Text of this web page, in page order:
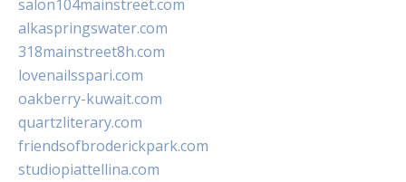
salon104mainstreet.com
alkaspringswater.com
318mainstreet8h.com
lovenailsspari.com
oakberry-kuwait.com
quartzliterary.com
friendsofbroderickpark.com
studiopiattellina.com